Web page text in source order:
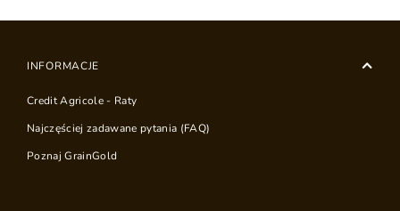
INFORMACJE
Credit Agricole - Raty
Najczęściej zadawane pytania (FAQ)
Poznaj GrainGold